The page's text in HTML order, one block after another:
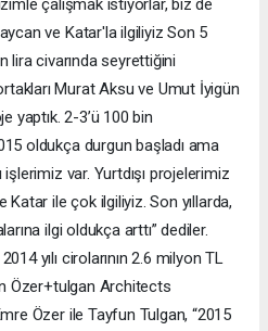
ve Katar'la ilgiliyiz Son 5
lira civarında seyrettiğini
Murat Aksu ve Umut İyigün
yaptık. 2-3’ü 100 bin
oldukça durgun başladı ama
var. Yurtdışı projelerimiz
ile çok ilgiliyiz. Son yıllarda,
ilgi oldukça arttı” dediler.
yılı cirolarının 2.6 milyon TL
Özer+tulgan Architects
Özer ile Tayfun Tulgan, “2015